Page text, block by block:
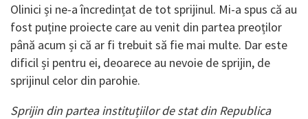
Olinici și ne-a încredințat de tot sprijinul. Mi-a spus că au
fost puține proiecte care au venit din partea preoților
până acum și că ar fi trebuit să fie mai multe. Dar este
dificil și pentru ei, deoarece au nevoie de sprijin, de
sprijinul celor din parohie.
Sprijin din partea instituțiilor de stat din Republica